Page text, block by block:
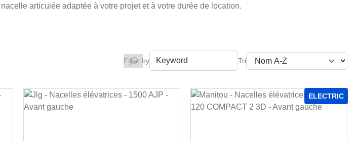
articulée adaptée à votre projet et à votre durée de location.
Filter by
ELECTRIC